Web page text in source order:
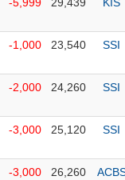
-1,000 23,540 SSI
-2,000 24,260 SSI
-3,000 25,120 SSI
-3,000 26,260